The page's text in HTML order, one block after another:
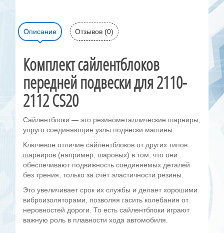
Описание Отзывов (0)
Комплект сайлентблоков
передней подвески для 2110-
2112 CS20
Сайлентблоки — это резинометаллические шарниры,
упруго соединяющие узлы подвески машины.
Ключевое отличие сайлентблоков от других типов
шарниров (например, шаровых) в том, что они
обеспечивают подвижность соединяемых деталей
без трения, только за счёт эластичности резины.
Это увеличивает срок их службы и делает хорошими
виброизоляторами, позволяя гасить колебания от
неровностей дороги. То есть сайлентблоки играют
важную роль в плавности хода автомобиля.